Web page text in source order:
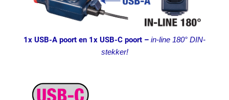
1x USB-A poort en 1x USB-C poort – in-line 180° DIN-
stekker!